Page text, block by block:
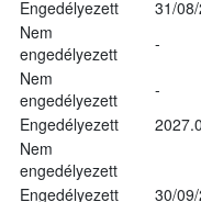
Engedélyezett
31/
Nem
engedélyezett
-
Nem
engedélyezett
-
Engedélyezett
Nem
engedélyezett
Engedélyezett
30/